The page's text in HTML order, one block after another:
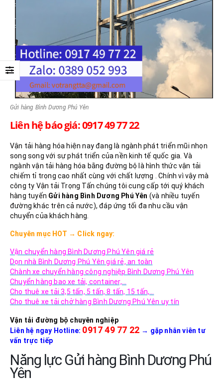
Gửi hàng Bình Dương Phú Yên
Liên hệ báo giá: 0917 49 77 22
Vận tải hàng hóa hiện nay đang là ngành phát triển mũi nhọn
song song với sự phát triển của nền kinh tế quốc gia. Và
ngành vận tải hàng hóa bằng đường bộ là hình thức vận tải
chiếm tỉ trọng cao nhất cùng với chất lượng . Chính vì vậy mà
công ty Vận tải Trọng Tấn chúng tôi cung cấp tới quý khách
hàng tuyến Gửi hàng Bình Dương Phú Yên (và nhiều tuyến
đường khác trên cả nước), đáp ứng tối đa nhu cầu vận
chuyển của khách hàng.
Chuyên mục HOT → Click ngay:
Vận chuyển hàng Bình Dương Phú Yên giá rẻ
Dọn nhà Bình Dương Phú Yên giá rẻ, an toàn
Chành xe chuyển hàng công nghiệp Bình Dương Phú Yên
Chuyển hàng bao xe tải, container,…
Cho thuê xe tải 3,5 tấn, 5 tấn, 8 tấn, 15 tấn,…
Cho thuê xe tải chở hàng Bình Dương Phú Yên uy tín
Vận tải đường bộ chuyên nghiệp
Liên hệ ngay Hotline: 0917 49 77 22 → gặp nhân viên tư
vấn trực tiếp
Năng lực Gửi hàng Bình Dương Phú
Yên